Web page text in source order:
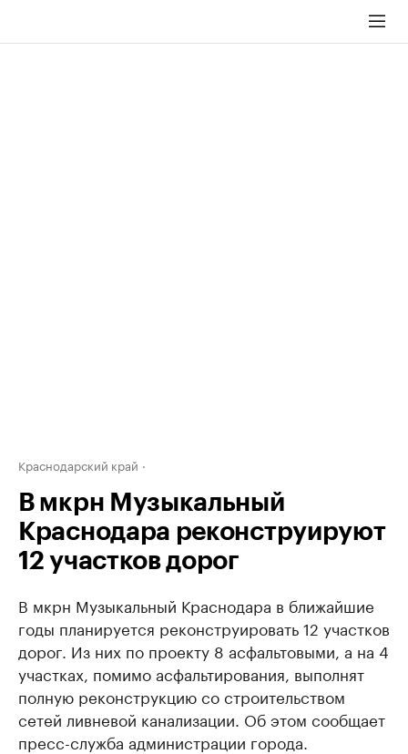
Краснодарский край
В мкрн Музыкальный
Краснодара реконструируют
12 участков дорог
В мкрн Музыкальный Краснодара в ближайшие
годы планируется реконструировать 12 участков
дорог. Из них по проекту 8 асфальтовыми, а на 4
участках, помимо асфальтирования, выполнят
полную реконструкцию со строительством
сетей ливневой канализации. Об этом сообщает
пресс-служба администрации города.